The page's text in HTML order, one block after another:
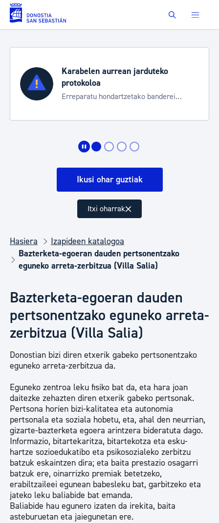
Eduki nagusira joan Buscar
Karabelen aurrean jarduteko
protokoloa
Erreparatu hondartzetako banderei
Ikusi ohar guztiak
Itxi oharrak
Hasiera
Izapideen katalogoa
Bazterketa-egoeran dauden pertsonentzako
eguneko arreta-zerbitzua (Villa Salia)
Bazterketa-egoeran dauden
pertsonentzako eguneko arreta-
zerbitzua (Villa Salia)
Donostian bizi diren etxerik gabeko pertsonentzako
eguneko arreta-zerbitzua da.
Eguneko zentroa leku fisiko bat da, eta hara joan
daitezke zehazten diren etxerik gabeko pertsonak.
Pertsona horien bizi-kalitatea eta autonomia
pertsonala eta soziala hobetu, eta, ahal den neurrian,
gizarte-bazterketa egoera arintzera bideratuta dago.
Informazio, bitartekaritza, bitartekotza eta esku-
hartze sozioedukatibo eta psikosozialeko zerbitzu
batzuk eskaintzen dira; eta baita prestazio osagarri
batzuk ere, oinarrizko premiak betetzeko,
erabiltzaileei egunean babesleku bat, garbitzeko eta
jateko leku baliabide bat emanda.
Baliabide hau egunero izaten da irekita, baita
asteburuetan eta jaiegunetan ere.